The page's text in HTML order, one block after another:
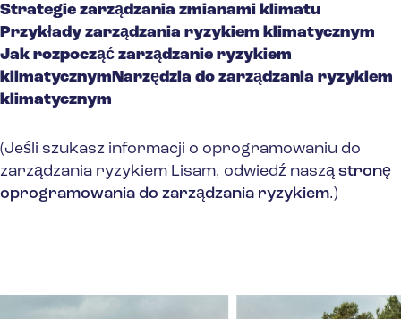
Strategie zarządzania zmianami klimatu
Przykłady zarządzania ryzykiem klimatycznym
Jak rozpocząć zarządzanie ryzykiem
klimatycznym Narzędzia do zarządzania ryzykiem
klimatycznym
(Jeśli szukasz informacji o oprogramowaniu do
zarządzania ryzykiem Lisam, odwiedź naszą stronę
oprogramowania do zarządzania ryzykiem.)